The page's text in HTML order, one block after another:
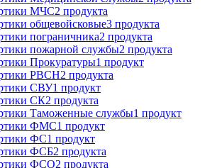
МЧС2 продукта
общевойсковые3 продукта
пограничника2 продукта
пожарной службы2 продукта
Прокуратуры1 продукт
РВСН2 продукта
СВУ1 продукт
СК2 продукта
Таможенные службы1 продукт
ФМС1 продукт
ФС1 продукт
ФСБ2 продукта
ФСО2 продукта